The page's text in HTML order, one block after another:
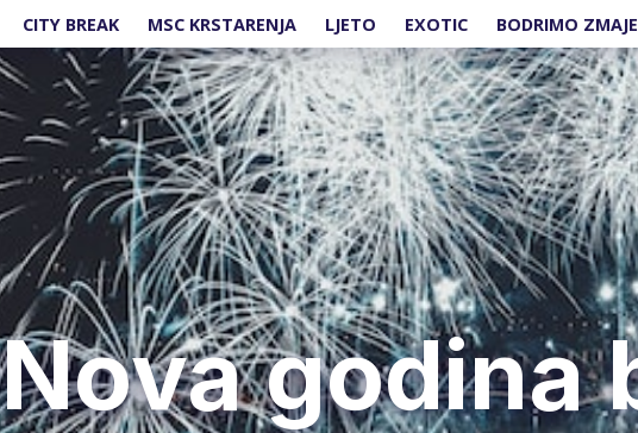
CITY BREAK MSC KRSTARENJA LJETO EXOTIC BODRIMO
Nova godina